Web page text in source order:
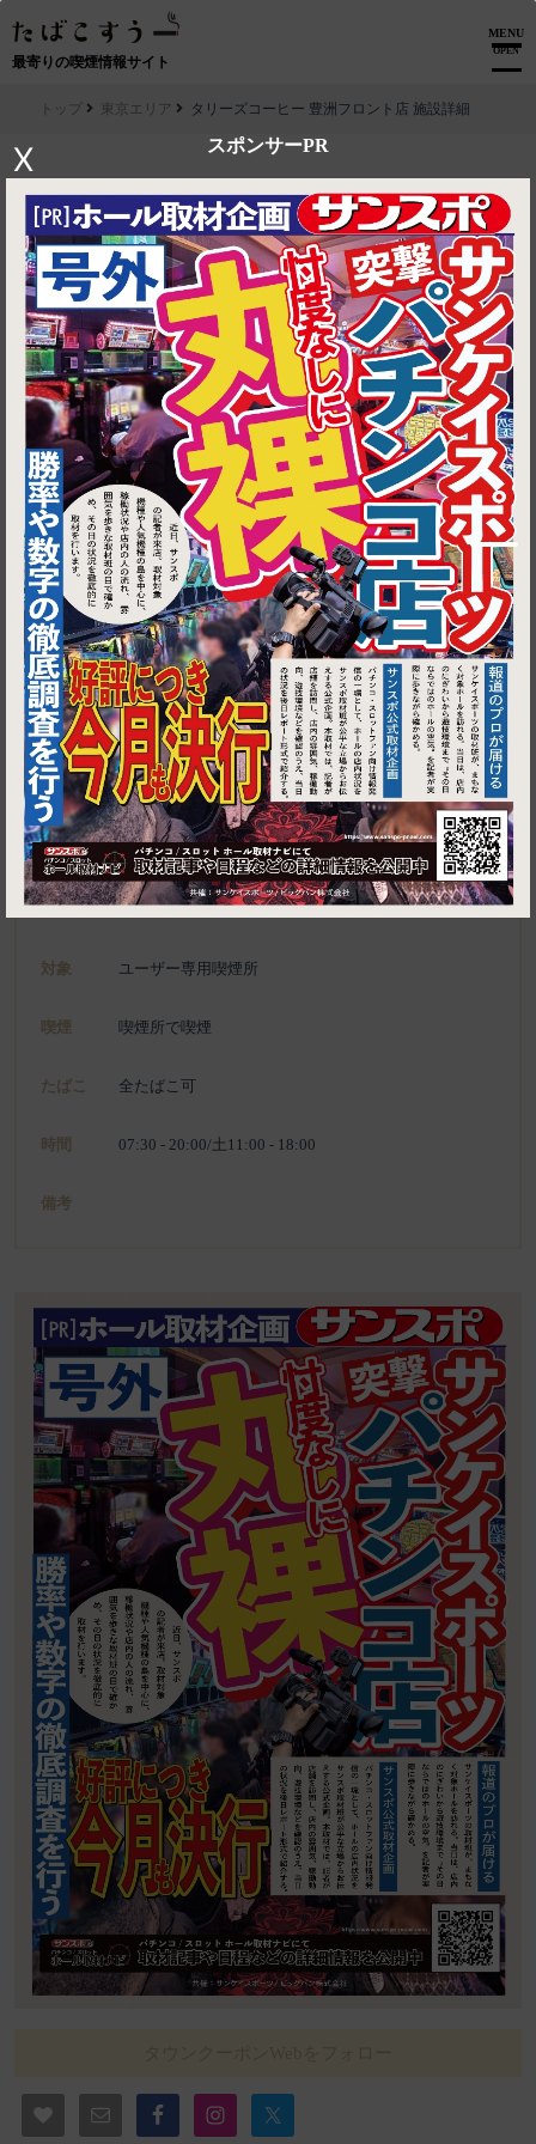
最寄りの喫煙情報サイト
MENU
OPEN
スポンサーPR
X
1
トップ 東京エリア タリーズコーヒー 豊洲フロント店 施設詳細
▶ ルートを見る
東京エリア│タリーズコーヒー 豊洲フロント店
東京都江東区豊洲3-2-20 豊洲フロント 1F
施設名 タリーズコーヒー 豊洲フロント店
電話 03-6219-5658
種別 ユーザー専用喫煙所、喫煙可能施設
対象 ユーザー専用喫煙所
喫煙 喫煙所で喫煙
たばこ 全たばこ可
時間 07:30 - 20:00/土11:00 - 18:00
備考